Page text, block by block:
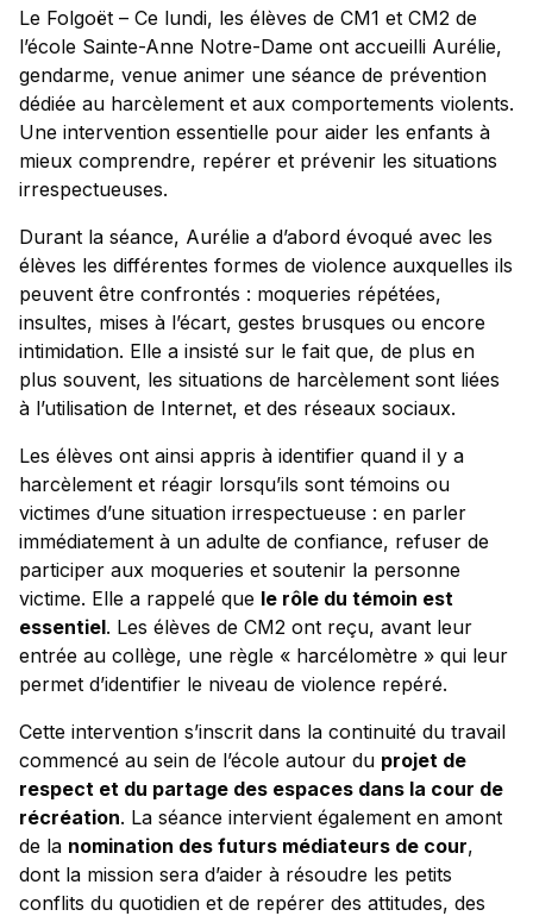
Le Folgoët – Ce lundi, les élèves de CM1 et CM2 de
l’école Sainte-Anne Notre-Dame ont accueilli Aurélie,
gendarme, venue animer une séance de prévention
dédiée au harcèlement et aux comportements violents.
Une intervention essentielle pour aider les enfants à
mieux comprendre, repérer et prévenir les situations
irrespectueuses.
Durant la séance, Aurélie a d’abord évoqué avec les
élèves les différentes formes de violence auxquelles ils
peuvent être confrontés : moqueries répétées,
insultes, mises à l’écart, gestes brusques ou encore
intimidation. Elle a insisté sur le fait que, de plus en
plus souvent, les situations de harcèlement sont liées
à l’utilisation de Internet, et des réseaux sociaux.
Les élèves ont ainsi appris à identifier quand il y a
harcèlement et réagir lorsqu’ils sont témoins ou
victimes d’une situation irrespectueuse : en parler
immédiatement à un adulte de confiance, refuser de
participer aux moqueries et soutenir la personne
victime. Elle a rappelé que le rôle du témoin est
essentiel. Les élèves de CM2 ont reçu, avant leur
entrée au collège, une règle « harcélomètre » qui leur
permet d’identifier le niveau de violence repéré.
Cette intervention s’inscrit dans la continuité du travail
commencé au sein de l’école autour du projet de
respect et du partage des espaces dans la cour de
récréation. La séance intervient également en amont
de la nomination des futurs médiateurs de cour,
dont la mission sera d’aider à résoudre les petits
conflits du quotidien et de repérer des attitudes, des